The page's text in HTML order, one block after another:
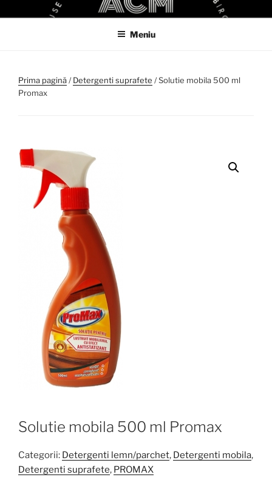
la
ACM
ACM VIRTUAL SHOP
Meniu
Prima pagină/Detergenti suprafete / Solutie mobila 500 ml
Promax
Solutie mobila 500 ml Promax
Categorii: Detergenti lemn/parchet, Detergenti mobila,
Detergenti suprafete, PROMAX